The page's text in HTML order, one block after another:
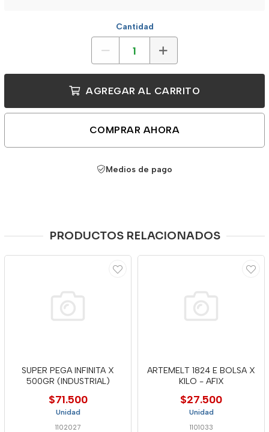
Cantidad
AGREGAR AL CARRITO
COMPRAR AHORA
Medios de pago
PRODUCTOS RELACIONADOS
SUPER PEGA INFINITA X
500GR (INDUSTRIAL)
$71.500
Unidad
1102027
ARTEMELT 1824 E BOLSA X
KILO - AFIX
$27.500
Unidad
1101033